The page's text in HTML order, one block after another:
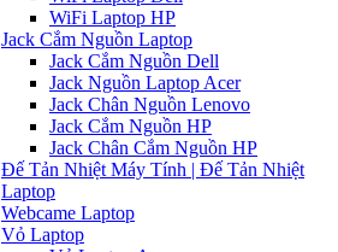
WiFi Laptop HP
Jack Cắm Nguồn Laptop
Jack Cắm Nguồn Dell
Jack Nguồn Laptop Acer
Jack Chân Nguồn Lenovo
Jack Cắm Nguồn HP
Jack Chân Cắm Nguồn HP
Đế Tản Nhiệt Máy Tính | Đế Tản Nhiệt
Laptop
Webcame Laptop
Vỏ Laptop